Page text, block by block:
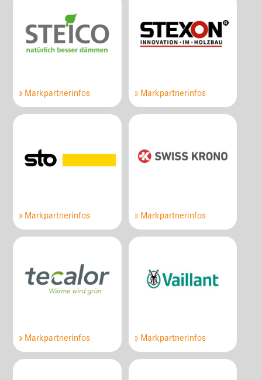
» Markpartnerinfos » Markpartnerinfos
» Markpartnerinfos » Markpartnerinfos
» Markpartnerinfos » Markpartnerinfos